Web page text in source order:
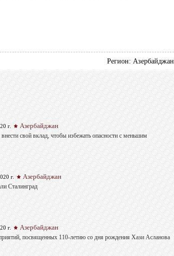
Регион: Азербайджан
г. Азербайджан
свой вклад, чтобы избежать опасности с меньшим
г. Азербайджан
Сталинград
г. Азербайджан
посвященных 110-летию со дня рождения Хази Асланова